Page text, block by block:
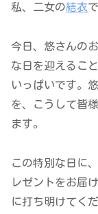
私、二女の結衣
今日、悠さんの
な日を迎えるこ
いっぱいです。
を、こうして皆
ます。
この特別な日に
レゼントをお届
に打ち明けてく